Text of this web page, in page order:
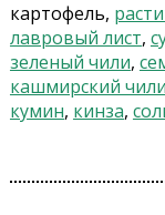
картофель,
лавровый лист,
зеленый чили,
кашмирский чили
кумин, кинза,